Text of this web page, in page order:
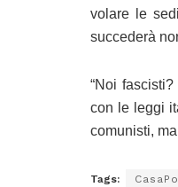
volare le
succederà
“Noi
con le leggi
comunisti,
Tags: